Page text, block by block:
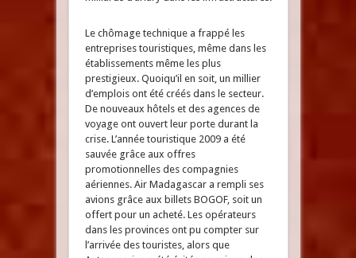
Le chômage technique a frappé les
entreprises touristiques, même dans les
établissements même les plus
prestigieux. Quoiqu’il en soit, un millier
d’emplois ont été créés dans le secteur.
De nouveaux hôtels et des agences de
voyage ont ouvert leur porte durant la
crise. L’année touristique 2009 a été
sauvée grâce aux offres
promotionnelles des compagnies
aériennes. Air Madagascar a rempli ses
avions grâce aux billets BOGOF, soit un
offert pour un acheté. Les opérateurs
dans les provinces ont pu compter sur
l’arrivée des touristes, alors que